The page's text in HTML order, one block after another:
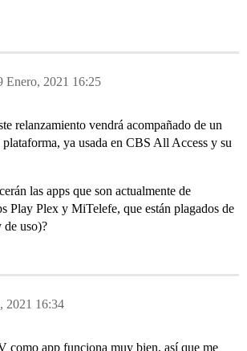
Enero, 2021 16:25
relanzamiento vendrá acompañado de un
ya usada en CBS All Access y su
las apps que son actualmente de
Play Plex y MiTelefe, que están plagados de
de uso)?
2021 16:34
como app funciona muy bien, así que me